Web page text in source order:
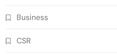
Business
CSR